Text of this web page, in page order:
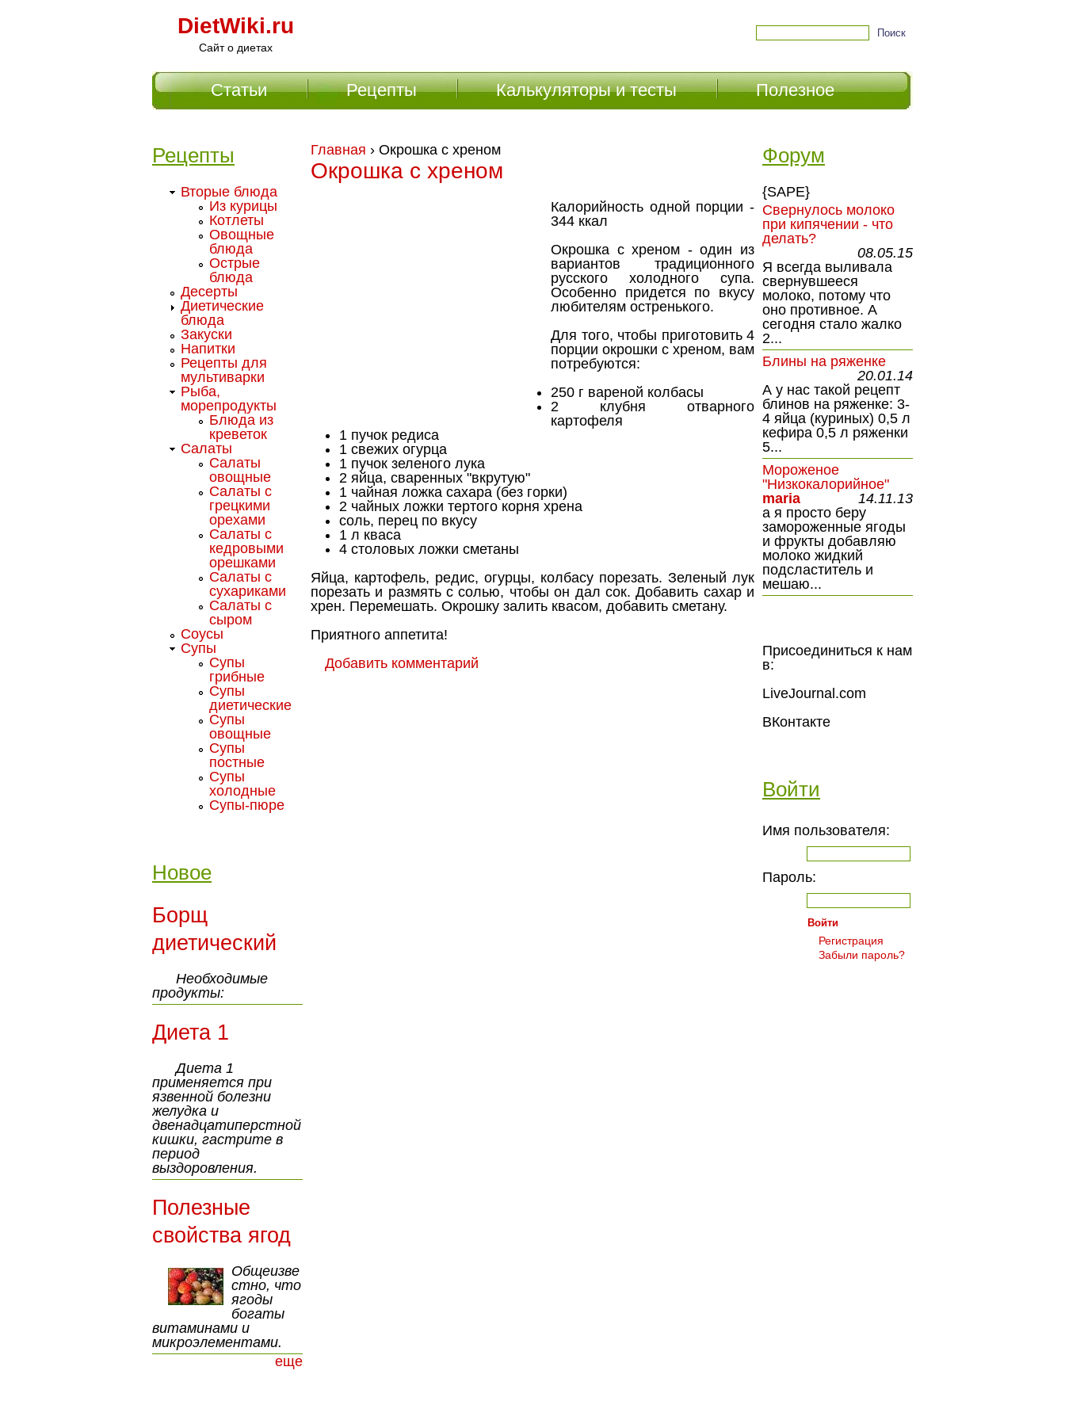
DietWiki.ru
Сайт о диетах
Главная › Окрошка с хреном
Окрошка с хреном
Калорийность одной порции -
344 ккал
Окрошка с хреном - один из
вариантов традиционного
русского холодного супа.
Особенно придется по вкусу
любителям остренького.
Для того, чтобы приготовить 4
порции окрошки с хреном, вам
потребуются:
250 г вареной колбасы
2 клубня отварного
картофеля
1 пучок редиса
1 свежих огурца
1 пучок зеленого лука
2 яйца, сваренных "вкрутую"
1 чайная ложка сахара (без горки)
2 чайных ложки тертого корня хрена
соль, перец по вкусу
1 л кваса
4 столовых ложки сметаны
Яйца, картофель, редис, огурцы, колбасу порезать. Зеленый лук
порезать и размять с солью, чтобы он дал сок. Добавить сахар и
хрен. Перемешать. Окрошку залить квасом, добавить сметану.
Приятного аппетита!
Добавить комментарий
Главное меню
Статьи Рецепты Калькуляторы и тесты Полезное
Рецепты
Вторые блюда
Из курицы
Котлеты
Овощные
блюда
Острые
блюда
Десерты
Диетические
блюда
Закуски
Напитки
Рецепты для
мультиварки
Рыба,
морепродукты
Блюда из
креветок
Салаты
Салаты
овощные
Салаты с
грецкими
орехами
Салаты с
кедровыми
орешками
Салаты с
сухариками
Салаты с
сыром
Соусы
Супы
Супы
грибные
Супы
диетические
Супы
овощные
Супы
постные
Супы
холодные
Супы-пюре
Новое
Борщ
диетический
Необходимые
продукты:
Диета 1
Диета 1
применяется при
язвенной болезни
желудка и
двенадцатиперстной
кишки, гастрите в
период
выздоровления.
Полезные
свойства ягод
Общеизве
стно, что
ягоды
богаты
витаминами и
микроэлементами.
еще
Форум
{SAPE}
Свернулось молоко
при кипячении - что
делать?
08.05.15
Я всегда выливала
свернувшееся
молоко, потому что
оно противное. А
сегодня стало жалко
2...
Блины на ряженке
20.01.14
А у нас такой рецепт
блинов на ряженке: 3-
4 яйца (куриных) 0,5 л
кефира 0,5 л ряженки
5...
Мороженое
"Низкокалорийное"
maria
14.11.13
а я просто беру
замороженные ягоды
и фрукты добавляю
молоко жидкий
подсластитель и
мешаю...
Присоединиться к нам
в:
LiveJournal.com
ВКонтакте
Войти
Имя пользователя:
Пароль:
Регистрация
Забыли пароль?